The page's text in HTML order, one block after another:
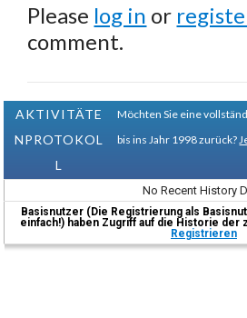
Please log in or
comment.
AKTIVITÄTE
NPROTOKOL
L
Möchten Sie eine
bis ins Jahr 1998 zurück?
No Recent History
Basisnutzer (Die Registrierung als
einfach!) haben Zugriff auf die Historie der
Registrieren